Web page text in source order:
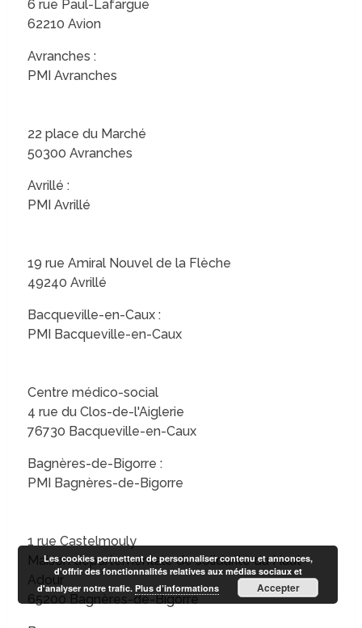
6 rue Paul-Lafargue
62210 Avion
Avranches :
PMI Avranches
22 place du Marché
50300 Avranches
Avrillé :
PMI Avrillé
19 rue Amiral Nouvel de la Flèche
49240 Avrillé
Bacqueville-en-Caux :
PMI Bacqueville-en-Caux
Centre médico-social
4 rue du Clos-de-l'Aiglerie
76730 Bacqueville-en-Caux
Bagnères-de-Bigorre :
PMI Bagnères-de-Bigorre
1 rue Castelmouly
Maison départementale de solidarité du Haut-
Adour
65200 Bagnères-de-Bigorre
Les cookies permettent de personnaliser contenu et annonces,
d'offrir des fonctionnalités relatives aux médias sociaux et
d'analyser notre trafic.Plus d’informations Accepter